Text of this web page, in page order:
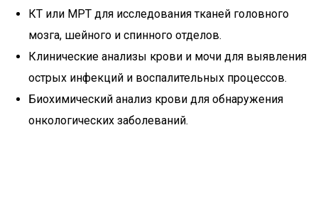
КТ или МРТ для исследования тканей головного
мозга, шейного и спинного отделов.
Клинические анализы крови и мочи для выявления
острых инфекций и воспалительных процессов.
Биохимический анализ крови для обнаружения
онкологических заболеваний.